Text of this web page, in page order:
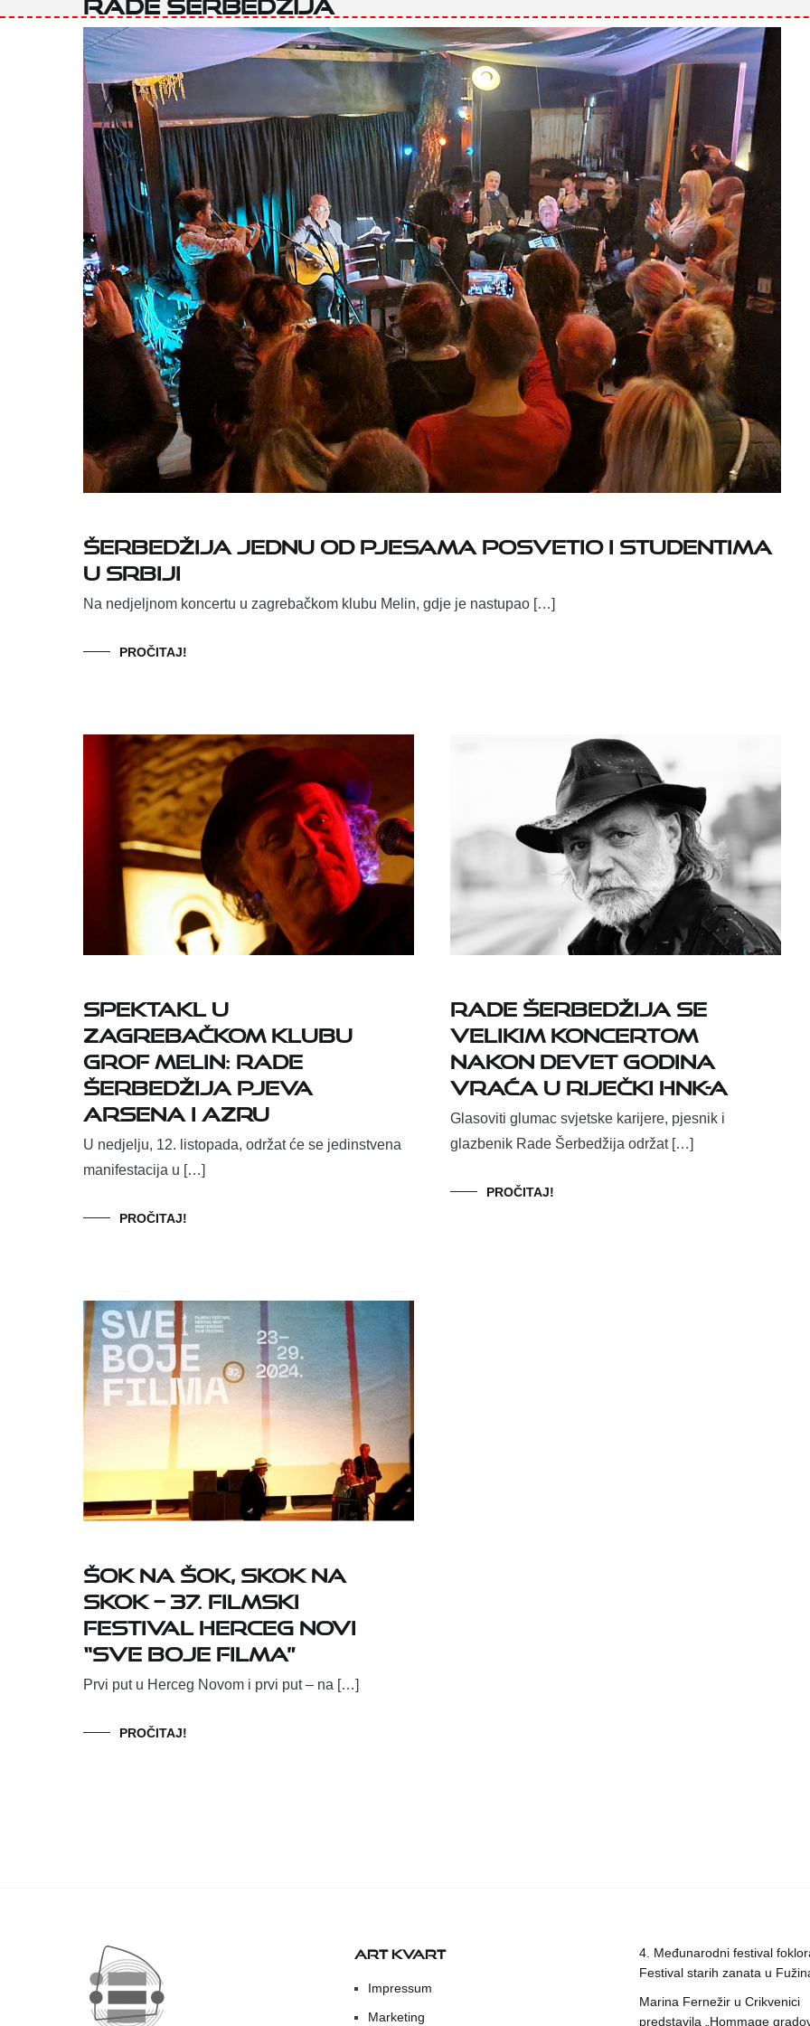
Šerbedžija jednu od pjesama posvetio i studentima
u Srbiji
Na nedjeljnom koncertu u zagrebačkom klubu Melin, gdje je nastupao […]
PROČITAJ!
Spektakl u
zagrebačkom klubu
Grof Melin: Rade
Šerbedžija pjeva
Arsena i Azru
U nedjelju, 12. listopada, održat će se jedinstvena
manifestacija u […]
PROČITAJ!
Rade Šerbedžija se
velikim koncertom
nakon devet godina
vraća u riječki HNK-a
Glasoviti glumac svjetske karijere, pjesnik i
glazbenik Rade Šerbedžija održat […]
PROČITAJ!
Šok na šok, skok na
skok – 37. Filmski
festival Herceg Novi
“Sve boje filma”
Prvi put u Herceg Novom i prvi put – na […]
PROČITAJ!
ART KVART
Impressum
Marketing
4. Međunarodni festival
Festival starih zanata u
Marina Fernežir u Crikvenici
predstavila „Hommage